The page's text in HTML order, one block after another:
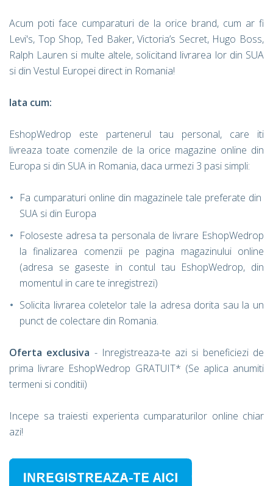
Acum poti face cumparaturi de la orice brand, cum ar fi
Levi's, Top Shop, Ted Baker, Victoria’s Secret, Hugo Boss,
Ralph Lauren si multe altele, solicitand livrarea lor din SUA
si din Vestul Europei direct in Romania!
Iata cum:
EshopWedrop este partenerul tau personal, care iti
livreaza toate comenzile de la orice magazine online din
Europa si din SUA in Romania, daca urmezi 3 pasi simpli:
Fa cumparaturi online din magazinele tale preferate din
SUA si din Europa
Foloseste adresa ta personala de livrare EshopWedrop
la finalizarea comenzii pe pagina magazinului online
(adresa se gaseste in contul tau EshopWedrop, din
momentul in care te inregistrezi)
Solicita livrarea coletelor tale la adresa dorita sau la un
punct de colectare din Romania.
Oferta exclusiva - Inregistreaza-te azi si beneficiezi de
prima livrare EshopWedrop GRATUIT* (Se aplica anumiti
termeni si conditii)
Incepe sa traiesti experienta cumparaturilor online chiar
azi!